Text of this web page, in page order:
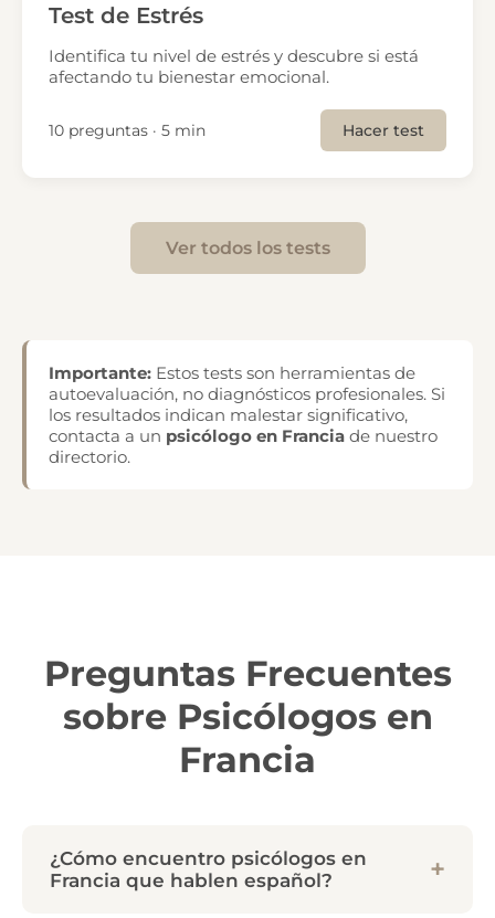
Test de Estrés
Identifica tu nivel de estrés y descubre si está
afectando tu bienestar emocional.
10 preguntas · 5 min Hacer test
Ver todos los tests
Importante: Estos tests son herramientas de
autoevaluación, no diagnósticos profesionales. Si
los resultados indican malestar significativo,
contacta a un psicólogo en Francia de nuestro
directorio.
Preguntas Frecuentes
sobre Psicólogos en
Francia
¿Cómo encuentro psicólogos en
Francia que hablen español?